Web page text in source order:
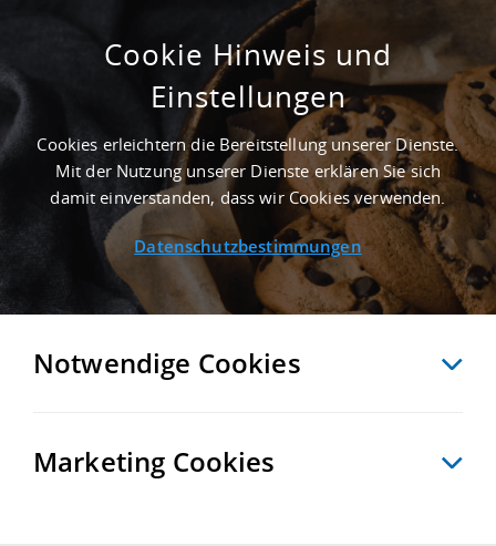
ERSTBEZUG - 8.200 M² GEWERBEIMMOBILIE
IN SALZGITTER AN DER AUTOBAHN A 39
Startseite Immobiliensuche Detailansicht
VERGLEICHEN EXPORT PDF
Cookie Hinweis und
Einstellungen
Cookies erleichtern die Bereitstellung unserer Dienste.
Mit der Nutzung unserer Dienste erklären Sie sich
damit einverstanden, dass wir Cookies verwenden.
Datenschutzbestimmungen
Notwendige Cookies
Marketing Cookies